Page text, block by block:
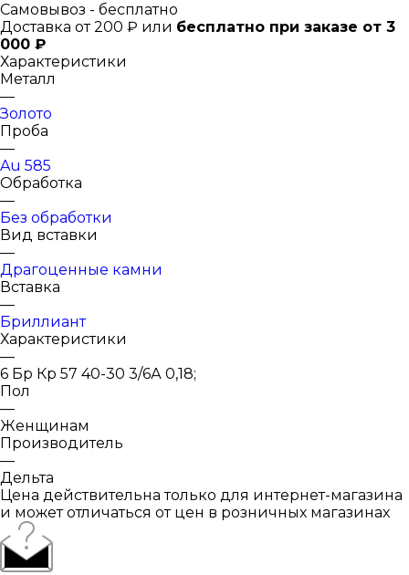
Самовывоз - бесплатно
Доставка от 200 ₽ или бесплатно при заказе от 3
000 ₽
Характеристики
Металл
—
Золото
Проба
—
Au 585
Обработка
—
Без обработки
Вид вставки
—
Драгоценные камни
Вставка
—
Бриллиант
Характеристики
—
6 Бр Кр 57 40-30 3/6А 0,18;
Пол
—
Женщинам
Производитель
—
Дельта
Цена действительна только для интернет-магазина
и может отличаться от цен в розничных магазинах